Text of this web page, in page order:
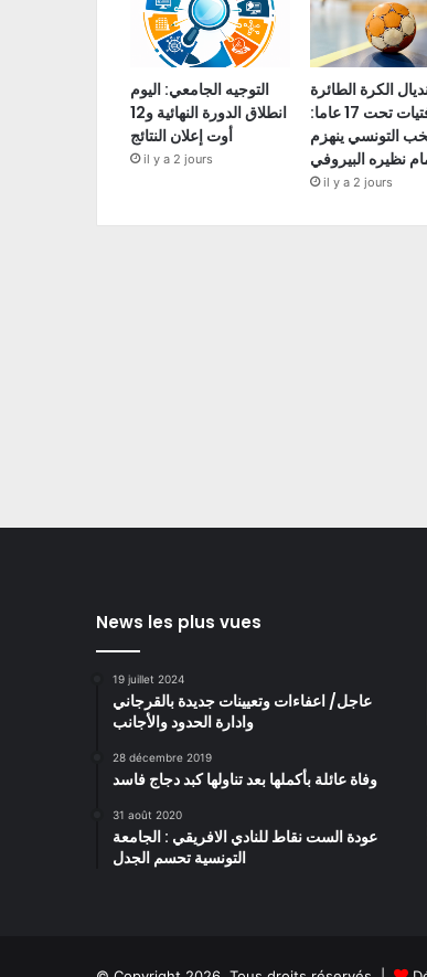
التوجيه الجامعي: اليوم
انطلاق الدورة النهائية و12
أوت إعلان النتائج
il y a 2 jours
الكرة الطائرة
فتيات تحت 17 عاما:
التونسي ينهزم
نظيره البيروفي
il y a 2 jours
News les plus vues
19 juillet 2024
عاجل/ اعفاءات وتعيينات جديدة بالقرجاني
وادارة الحدود والأجانب
28 décembre 2019
وفاة عائلة بأكملها بعد تناولها كبد دجاج فاسد
31 août 2020
عودة الست نقاط للنادي الافريقي : الجامعة
التونسية تحسم الجدل